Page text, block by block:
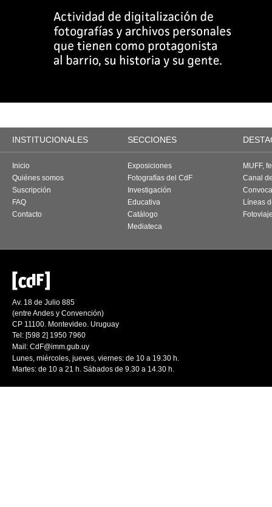
INSTITUCIONALES SECCIONES
Inicio
Quiénes somos
Suscripción
FAQ
Contacto
Exposiciones
Fotografías del CdF
Investigación
Educativa
Catálogo
Mediateca
MUFF,
Canal
Líneas
Av. 18 de Julio 885
(entre Andes y Convención)
CP 11100. Montevideo. Uruguay
Tel: [598 2] 1950 7960
Mail: CdF@imm.gub.uy
Lunes, miércoles, jueves, viernes: de 10 a 19.30 h.
Martes: de 10 a 21 h. Sábados de 9.30 a 14.30 h.